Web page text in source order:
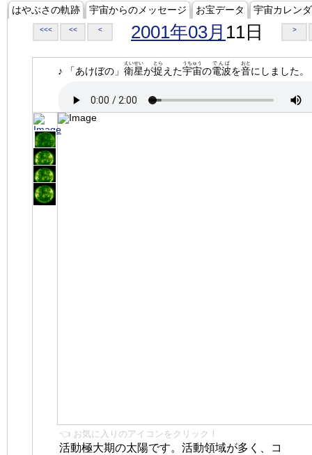
はやぶさの軌跡 宇宙からのメッセージ お宝データ 宇宙カレン
<<< << < 2001年03月 11日 >
♪ 「あけぼの」 衛星
えいせい
が捉
とら
えた宇宙
うちゅう
の電波
でんぱ
を音
おと
にしました。
👈 お気に入りのアイコンをクリック！
活動極大期の太陽です。活動領域が多く、コ